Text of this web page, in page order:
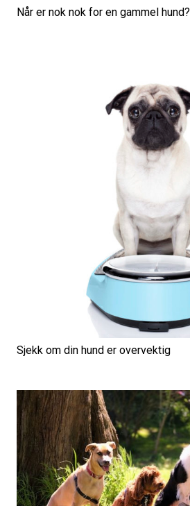
Når er nok nok for en gammel hund?
Sjekk om din hund er overvektig